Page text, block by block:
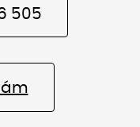
505